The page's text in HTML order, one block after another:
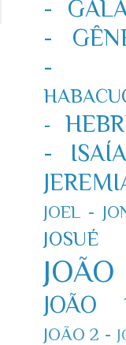
-
-
-
-
-
JOEL -
JOÃO 2 -